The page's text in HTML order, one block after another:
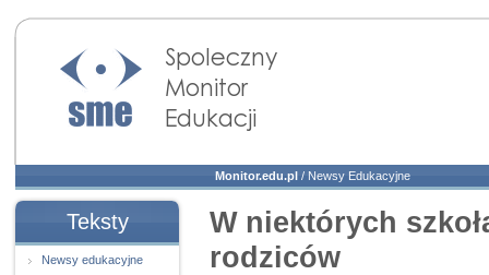
Społeczny Monitor
Edukacji
Monitor.edu.pl / Newsy Edukacyjne
Teksty
Newsy edukacyjne
W niektórych
rodziców